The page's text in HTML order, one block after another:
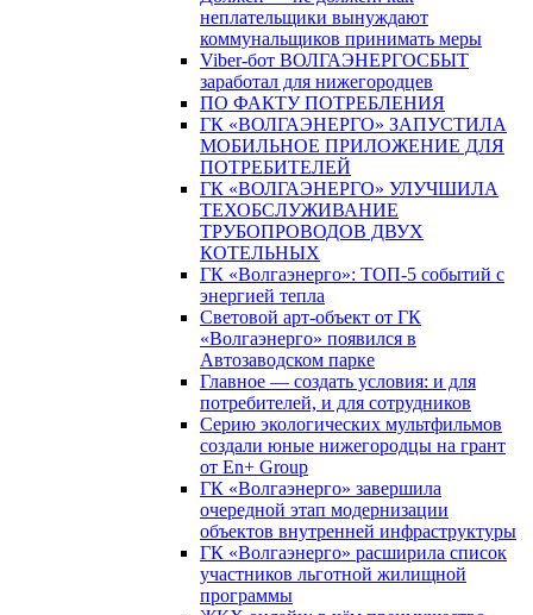
неплательщики вынуждают
коммунальщиков принимать меры
Viber-бот ВОЛГАЭНЕРГОСБЫТ
заработал для нижегородцев
ПО ФАКТУ ПОТРЕБЛЕНИЯ
ГК «ВОЛГАЭНЕРГО» ЗАПУСТИЛА
МОБИЛЬНОЕ ПРИЛОЖЕНИЕ ДЛЯ
ПОТРЕБИТЕЛЕЙ
ГК «ВОЛГАЭНЕРГО» УЛУЧШИЛА
ТЕХОБСЛУЖИВАНИЕ
ТРУБОПРОВОДОВ ДВУХ
КОТЕЛЬНЫХ
ГК «Волгаэнерго»: ТОП-5 событий с
энергией тепла
Световой арт-объект от ГК
«Волгаэнерго» появился в
Автозаводском парке
Главное — создать условия: и для
потребителей, и для сотрудников
Серию экологических мультфильмов
создали юные нижегородцы на грант
от En+ Group
ГК «Волгаэнерго» завершила
очередной этап модернизации
объектов внутренней инфраструктуры
ГК «Волгаэнерго» расширила список
участников льготной жилищной
программы